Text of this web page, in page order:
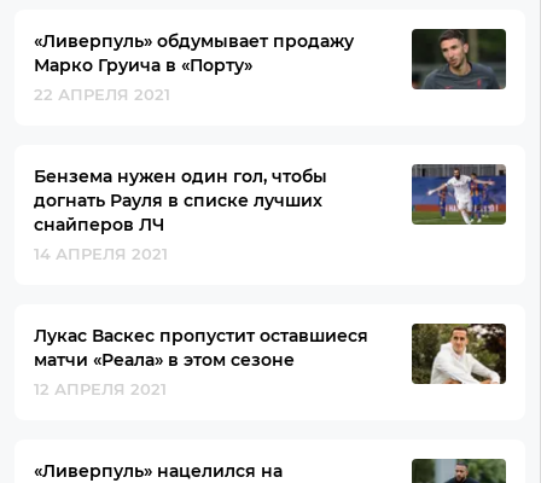
«Ливерпуль» обдумывает продажу
Марко Груича в «Порту»
22 АПРЕЛЯ 2021
Бензема нужен один гол, чтобы
догнать Рауля в списке лучших
снайперов ЛЧ
14 АПРЕЛЯ 2021
Лукас Васкес пропустит оставшиеся
матчи «Реала» в этом сезоне
12 АПРЕЛЯ 2021
«Ливерпуль» нацелился на